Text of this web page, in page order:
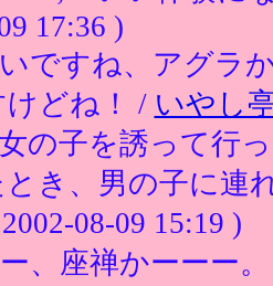
17:36 )
ですね、アグラ
どね！ / いやし
の子を誘って行
き、男の子に連
08-09 15:19 )
、座禅かーーー